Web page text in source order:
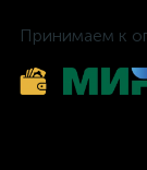
Принимаем к